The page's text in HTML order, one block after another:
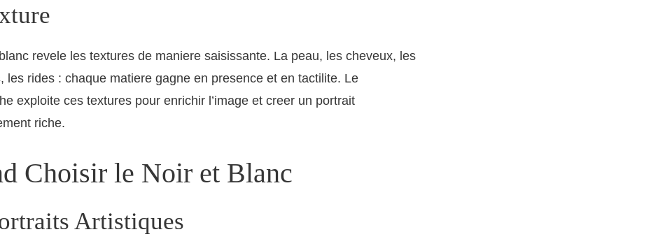
revele les textures de maniere saisissante. La peau, les cheveux, les
les rides : chaque matiere gagne en presence et en tactilite. Le
exploite ces textures pour enrichir l’image et creer un portrait
riche.
Choisir le Noir et Blanc
Artistiques